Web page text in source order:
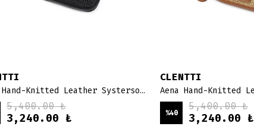
Aena Hand-Knitted Leather Systersoul - örme siyah
5,400.00 ₺
3,240.00 ₺
CLENTTI
%40
5,400.00 ₺
3,240.00 ₺